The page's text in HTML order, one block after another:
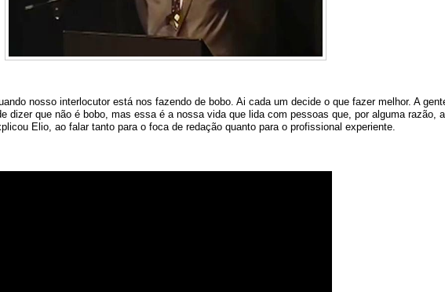
nosso interlocutor está nos fazendo de bobo. Ai cada um decide o que fazer melhor. A
dizer que não é bobo, mas essa é a nossa vida que lida com pessoas que, por alguma razão,
Elio, ao falar tanto para o foca de redação quanto para o profissional experiente.